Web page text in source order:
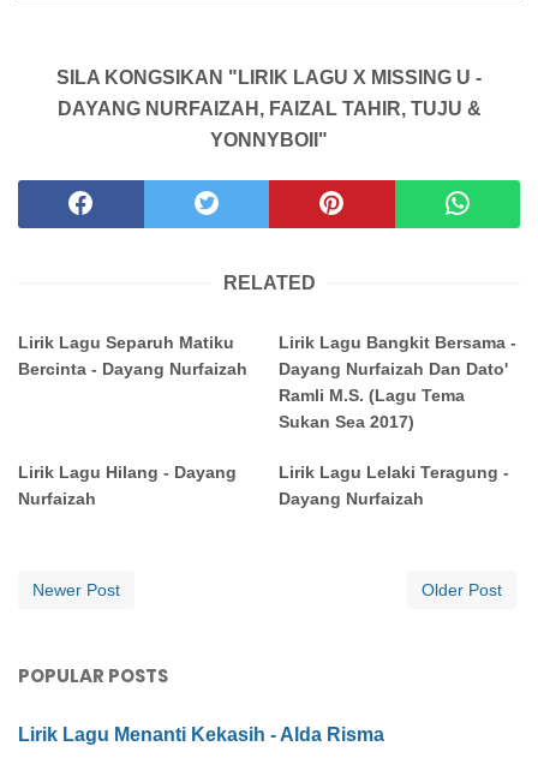
SILA KONGSIKAN "LIRIK LAGU X MISSING U -
DAYANG NURFAIZAH, FAIZAL TAHIR, TUJU &
YONNYBOII"
RELATED
Lirik Lagu Separuh Matiku
Bercinta - Dayang Nurfaizah
Lirik Lagu Bangkit Bersama -
Dayang Nurfaizah Dan Dato'
Ramli M.S. (Lagu Tema
Sukan Sea 2017)
Lirik Lagu Hilang - Dayang
Nurfaizah
Lirik Lagu Lelaki Teragung -
Dayang Nurfaizah
Newer Post Older Post
POPULAR POSTS
Lirik Lagu Menanti Kekasih - Alda Risma